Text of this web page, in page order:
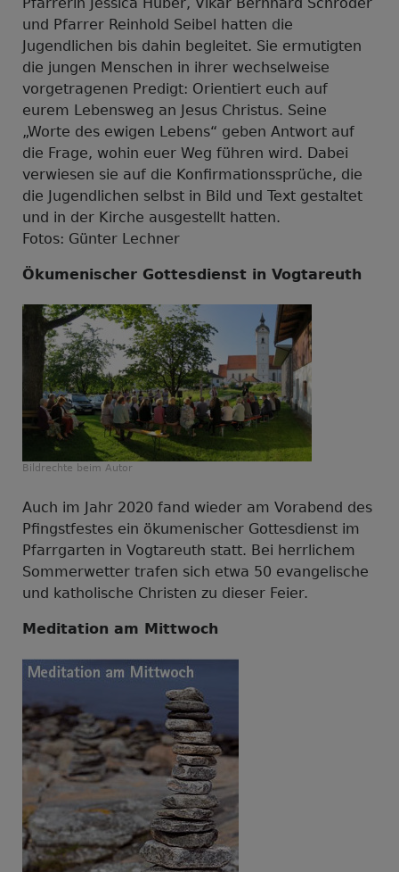
und Pfarrer Reinhold Seibel hatten die
Jugendlichen bis dahin begleitet. Sie ermutigten
die jungen Menschen in ihrer wechselweise
vorgetragenen Predigt: Orientiert euch auf
eurem Lebensweg an Jesus Christus. Seine
„Worte des ewigen Lebens“ geben Antwort auf
die Frage, wohin euer Weg führen wird. Dabei
verwiesen sie auf die Konfirmationssprüche, die
die Jugendlichen selbst in Bild und Text gestaltet
und in der Kirche ausgestellt hatten.
Fotos: Günter Lechner
Ökumenischer Gottesdienst in Vogtareuth
Bildrechte beim Autor
Auch im Jahr 2020 fand wieder am Vorabend des
Pfingstfestes ein ökumenischer Gottesdienst im
Pfarrgarten in Vogtareuth statt. Bei herrlichem
Sommerwetter trafen sich etwa 50 evangelische
und katholische Christen zu dieser Feier.
Meditation am Mittwoch